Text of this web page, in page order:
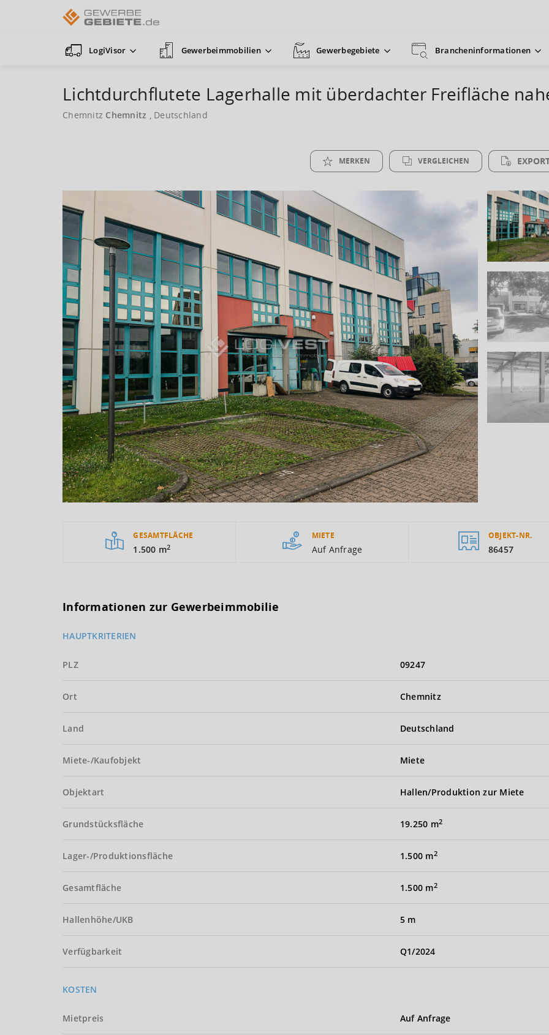
LogiVisor Gewerbeimmobilien Gewerbegebiete Brancheninformationen
Lichtdurchflutete Lagerhalle mit überdachter Freifläche
Chemnitz Chemnitz , Deutschland
MERKEN VERGLEICHEN
GESAMTFLÄCHE
1.500 m2
MIETE
Auf Anfrage
OBJEKT-NR.
86457
Informationen zur Gewerbeimmobilie
HAUPTKRITERIEN
PLZ 09247
Ort Chemnitz
Land Deutschland
Miete-/Kaufobjekt Miete
Objektart Hallen/Produktion zur Miete
Grundstücksfläche 19.250 m2
Lager-/Produktionsfläche 1.500 m2
Gesamtfläche 1.500 m2
Hallenhöhe/UKB 5 m
Verfügbarkeit Q1/2024
KOSTEN
Mietpreis Auf Anfrage